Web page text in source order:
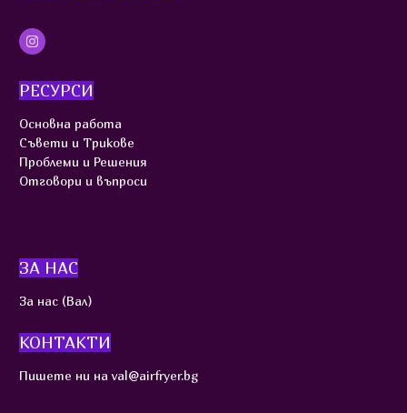
РЕСУРСИ
Основна работа
Съвети и Трикове
Проблеми и Решения
Отговори и въпроси
ЗА НАС
За нас (Вал)
КОНТАКТИ
Пишете ни на val@airfryer.bg